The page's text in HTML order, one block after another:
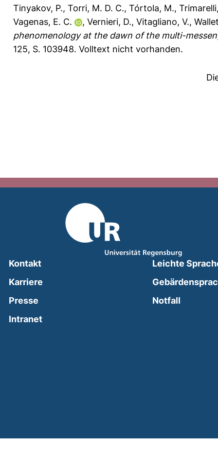
Tinyakov, P., Torri, M. D. C., Tórtola, M.,
Vagenas, E. C.
, Vernieri, D., Vitagliano, V.,
phenomenology at the dawn of the multi-
125, S. 103948. Volltext nicht vorhanden.
Kontakt
Karriere
Presse
Intranet(external link, opens in a new window)
Leichte
Notfall